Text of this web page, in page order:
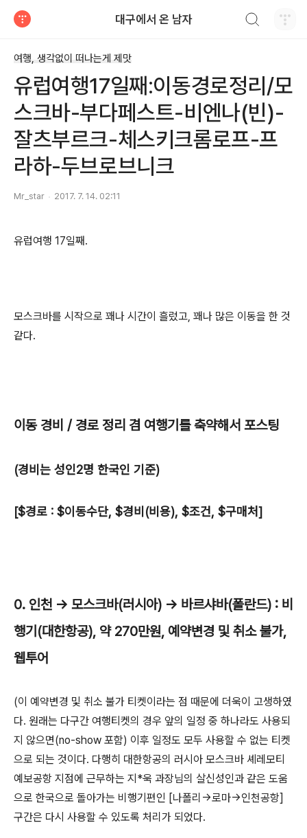
대구에서 온 남자
여행, 생각없이 떠나는게 제맛
유럽여행17일째:이동경로정리/모
스크바-부다페스트-비엔나(빈)-
잘츠부르크-체스키크롬로프-프
라하-두브로브니크
Mr_star 2017. 7. 14. 02:11
유럽여행 17일째.
모스크바를 시작으로 꽤나 시간이 흘렀고, 꽤나 많은 이동을 한 것
같다.
이동 경비 / 경로 정리 겸 여행기를 축약해서 포스팅
(경비는 성인2명 한국인 기준)
[$경로 : $이동수단, $경비(비용), $조건, $구매처]
0. 인천 -> 모스크바(러시아) -> 바르샤바(폴란드) : 비
행기(대한항공), 약 270만원, 예약변경 및 취소 불가,
웹투어
(이 예약변경 및 취소 불가 티켓이라는 점 때문에 더욱이 고생하였
다. 원래는 다구간 여행티켓의 경우 앞의 일정 중 하나라도 사용되
지 않으면(no-show 포함) 이후 일정도 모두 사용할 수 없는 티켓
으로 되는 것이다. 다행히 대한항공의 러시아 모스크바 셰레모티
예보공항 지점에 근무하는 지*욱 과장님의 살신성인과 같은 도움
으로 한국으로 돌아가는 비행기편인 [나폴리->로마->인천공항]
구간은 다시 사용할 수 있도록 처리가 되었다.